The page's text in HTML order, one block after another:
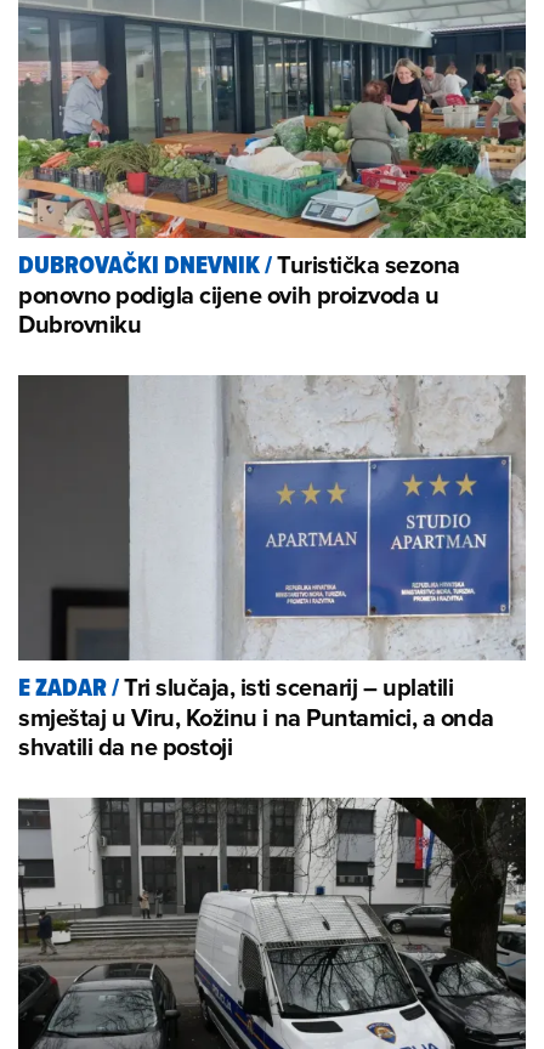
DUBROVAČKI DNEVNIK/Turistička sezona
ponovno podigla cijene ovih proizvoda u
Dubrovniku
E ZADAR/Tri slučaja, isti scenarij – uplatili
smještaj u Viru, Kožinu i na Puntamici, a onda
shvatili da ne postoji